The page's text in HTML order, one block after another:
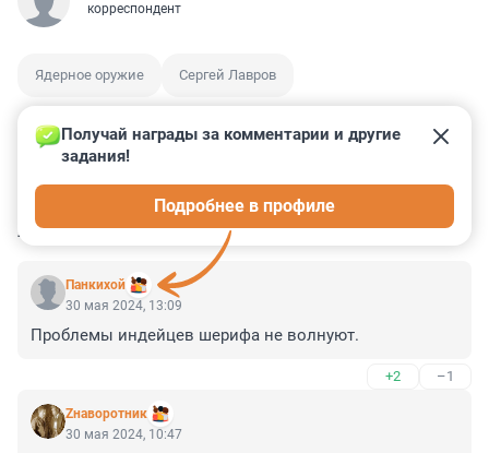
корреспондент
Ядерное оружие Сергей Лавров
КОММЕНТАРИИ 50
Панкихой
Получай награды за комментарии и другие
задания!
Подробнее в профиле
30 мая 2024, 13:09
Проблемы индейцев шерифа не волнуют.
+2 –1
Zнаворотник
30 мая 2024, 10:47